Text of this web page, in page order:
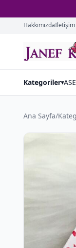
Hakkımızdaİletişim
Kategoriler▾
Ana Sayfa/